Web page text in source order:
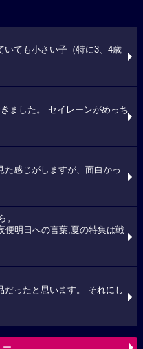
いても小さい子（特に3、4歳
ました。 セイレーンがめっち
感じがしますが、面白かっ
。
便明日への言葉,夏の特集は戦
だったと思います。 それにし